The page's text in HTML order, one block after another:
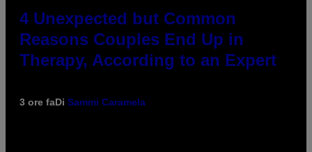
4 Unexpected but Common
Reasons Couples End Up in
Therapy, According to an Expert
3 ore faDi Sammi Caramela